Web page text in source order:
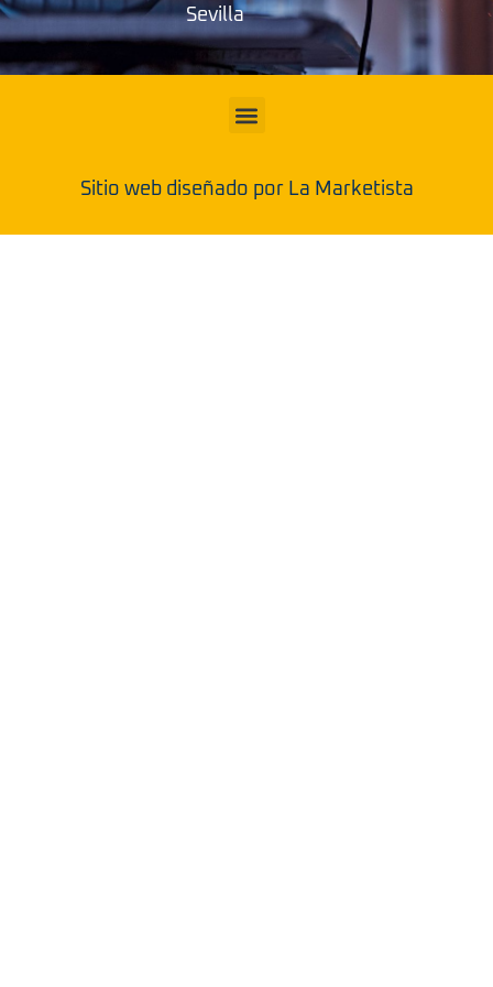
Sevilla
Sitio web diseñado por La Marketista